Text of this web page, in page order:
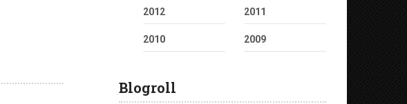
2012 2011
2010 2009
Blogroll